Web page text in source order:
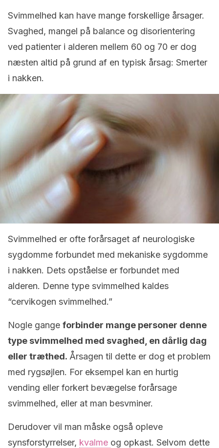
Svimmelhed kan have mange forskellige årsager.
Svaghed, mangel på balance og disorientering
ved patienter i alderen mellem 60 og 70 er dog
næsten altid på grund af en typisk årsag: Smerter
i nakken.
Svimmelhed er ofte forårsaget af neurologiske
sygdomme forbundet med mekaniske sygdomme
i nakken. Dets opståelse er forbundet med
alderen. Denne type svimmelhed kaldes
“cervikogen svimmelhed.”
Nogle gange forbinder mange personer denne
type svimmelhed med svaghed, en dårlig dag
eller træthed. Årsagen til dette er dog et problem
med rygsøjlen. For eksempel kan en hurtig
vending eller forkert bevægelse forårsage
svimmelhed, eller at man besvminer.
Derudover vil man måske også opleve
synsforstyrrelser, kvalme og opkast. Selvom dette